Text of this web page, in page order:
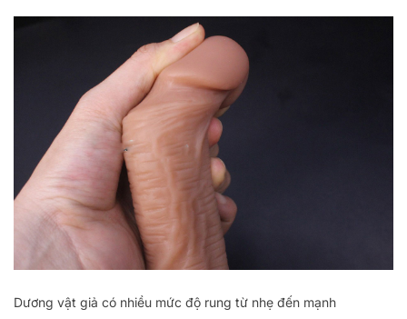
Dương vật giả có nhiều mức độ rung từ nhẹ đến mạnh